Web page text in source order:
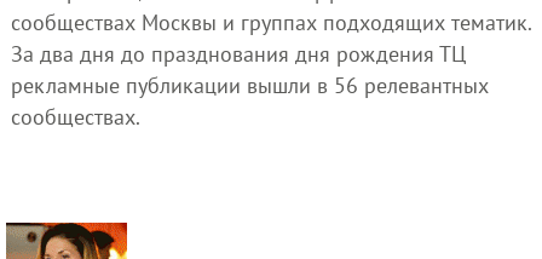
сообществах Москвы и группах подходящих тематик.
За два дня до празднования дня рождения ТЦ
рекламные публикации вышли в 56 релевантных
сообществах.